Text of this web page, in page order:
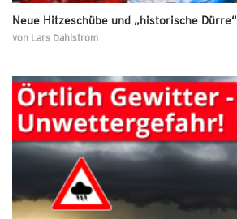
Neue Hitzeschübe und „historische Dürre“
von Lars Dahlstrom